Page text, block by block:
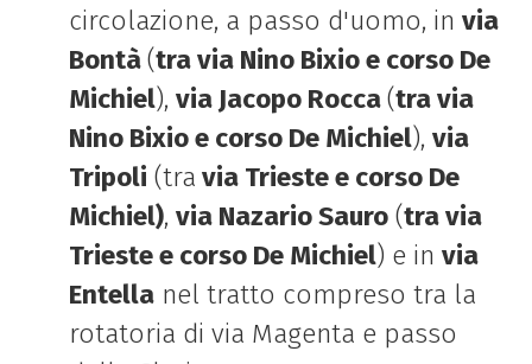
circolazione, a passo d'uomo, in via
Bontà(tra via Nino Bixio e corso De
Michiel), via Jacopo Rocca(tra via
Nino Bixio e corso De Michiel), via
Tripoli (tra via Trieste e corso De
Michiel), via Nazario Sauro(tra via
Trieste e corso De Michiel) e in via
Entellanel tratto compreso tra la
rotatoria di via Magenta e passo